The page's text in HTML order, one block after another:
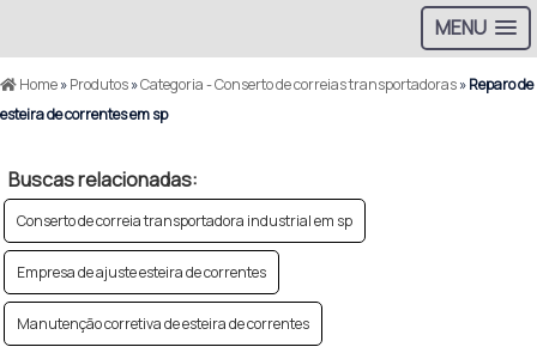
MENU
Home»Produtos»Categoria - Conserto de correias transportadoras»Reparo de
esteira de correntes em sp
Buscas relacionadas:
Conserto de correia transportadora industrial em sp
Empresa de ajuste esteira de correntes
Manutenção corretiva de esteira de correntes